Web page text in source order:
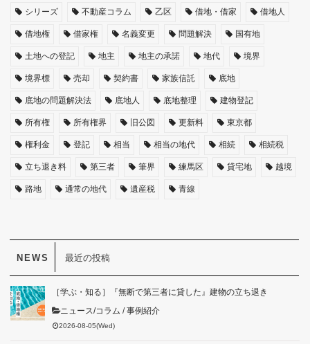
シリーズ 不動産コラム 乙区 借地・借家 借地人
借地権 借家権 名義変更 問題解決 国有地
土地への登記 地主 地主の承諾 地代 境界
境界標 売却 契約書 家族信託 底地
底地の問題解決法 底地人 底地整理 建物登記
所有権 所有権界 旧公図 更新料 東京都
権利金 登記 相当 相当の地代 相続 相続税
立ち退き料 第三者 筆界 練馬区 貸宅地 越境
路地 通常の地代 遺産税 青線
最近の投稿
［学ぶ・知る］『無断で第三者に貸した』建物の立ち退き
ニュース/コラム /事例紹介
2026-08-05(Wed)